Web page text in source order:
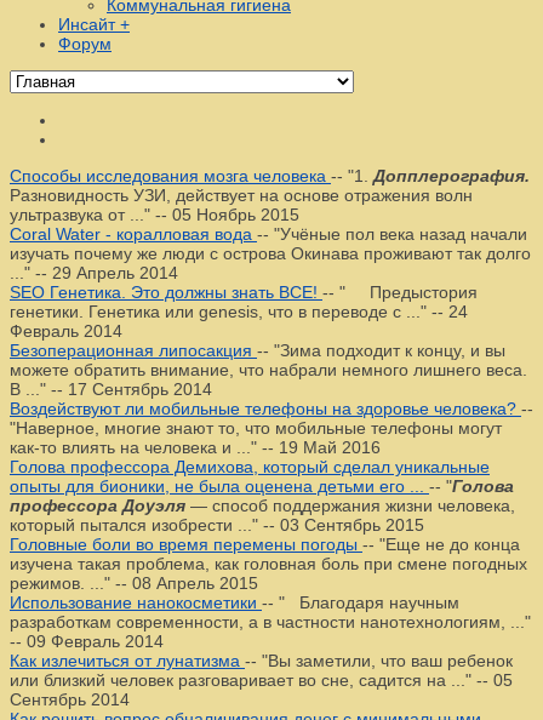
Коммунальная гигиена
Инсайт +
Форум
Способы исследования мозга человека -- "1. Допплерография.
Разновидность УЗИ, действует на основе отражения волн
ультразвука от ..." -- 05 Ноябрь 2015
Coral Water - коралловая вода -- "Учёные пол века назад начали
изучать почему же люди с острова Окинава проживают так долго
..." -- 29 Апрель 2014
SEO Генетика. Это должны знать ВСЕ! -- " Предыстория
генетики. Генетика или genesis, что в переводе с ..." -- 24
Февраль 2014
Безоперационная липосакция -- "Зима подходит к концу, и вы
можете обратить внимание, что набрали немного лишнего веса.
В ..." -- 17 Сентябрь 2014
Воздействуют ли мобильные телефоны на здоровье человека? --
"Наверное, многие знают то, что мобильные телефоны могут
как-то влиять на человека и ..." -- 19 Май 2016
Голова профессора Демихова, который сделал уникальные
опыты для бионики, не была оценена детьми его ... -- "Голова
профессора Доуэля — способ поддержания жизни человека,
который пытался изобрести ..." -- 03 Сентябрь 2015
Головные боли во время перемены погоды -- "Еще не до конца
изучена такая проблема, как головная боль при смене погодных
режимов. ..." -- 08 Апрель 2015
Использование нанокосметики -- " Благодаря научным
разработкам современности, а в частности нанотехнологиям, ..."
-- 09 Февраль 2014
Как излечиться от лунатизма -- "Вы заметили, что ваш ребенок
или близкий человек разговаривает во сне, садится на ..." -- 05
Сентябрь 2014